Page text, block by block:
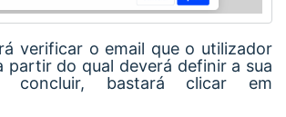
verificar o email que o utilizador
partir do qual deverá definir a sua
concluir, bastará clicar em